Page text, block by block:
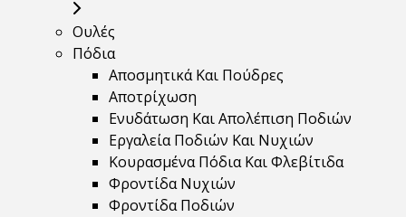
Ουλές
Πόδια
Αποσμητικά Και Πούδρες
Αποτρίχωση
Ενυδάτωση Και Απολέπιση Ποδιών
Εργαλεία Ποδιών Και Νυχιών
Κουρασμένα Πόδια Και Φλεβίτιδα
Φροντίδα Νυχιών
Φροντίδα Ποδιών